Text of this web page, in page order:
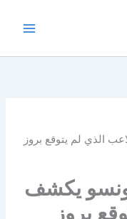
الذي لم يتوقع بروز
يكشف
بروز